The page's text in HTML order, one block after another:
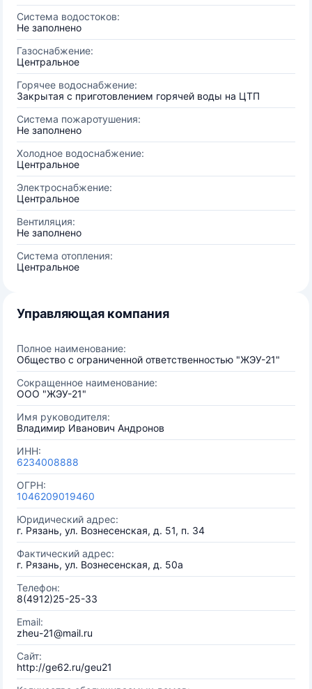
Система водостоков:
Не заполнено
Газоснабжение:
Центральное
Горячее водоснабжение:
Закрытая с приготовлением горячей воды на ЦТП
Система пожаротушения:
Не заполнено
Холодное водоснабжение:
Центральное
Электроснабжение:
Центральное
Вентиляция:
Не заполнено
Система отопления:
Центральное
Управляющая компания
Полное наименование:
Общество с ограниченной ответственностью "ЖЭУ-21"
Сокращенное наименование:
ООО "ЖЭУ-21"
Имя руководителя:
Владимир Иванович Андронов
ИНН:
6234008888
ОГРН:
1046209019460
Юридический адрес:
г. Рязань, ул. Вознесенская, д. 51, п. 34
Фактический адрес:
г. Рязань, ул. Вознесенская, д. 50а
Телефон:
8(4912)25-25-33
Email:
zheu-21@mail.ru
Сайт:
http://ge62.ru/geu21